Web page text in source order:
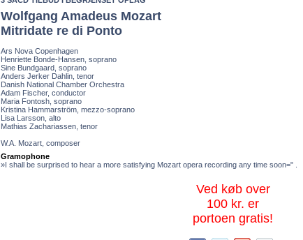
Wolfgang Amadeus Mozart
Mitridate re di Ponto
Ars Nova Copenhagen
Henriette Bonde-Hansen , soprano
Sine Bundgaard , soprano
Anders Jerker Dahlin , tenor
Danish National Chamber Orchestra
Adam Fischer, conductor
Maria Fontosh , soprano
Kristina Hammarström , mezzo-soprano
Lisa Larsson , alto
Mathias Zachariassen , tenor
W.A. Mozart , composer
Gramophone
»I shall be surprised to hear a more satisfying Mozart opera recording any time soon=" .
Ved køb over
100 kr. er
portoen gratis!